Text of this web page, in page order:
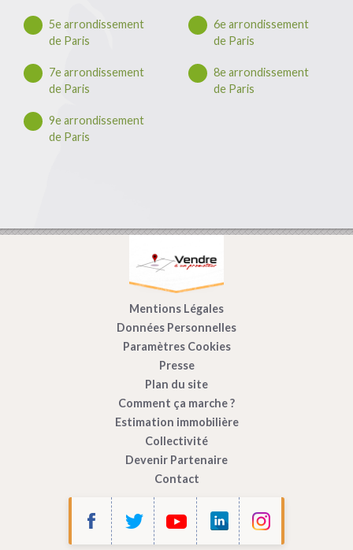
5e arrondissement
de Paris
6e arrondissement
de Paris
7e arrondissement
de Paris
8e arrondissement
de Paris
9e arrondissement
de Paris
Mentions Légales
Données Personnelles
Paramètres Cookies
Presse
Plan du site
Comment ça marche ?
Estimation immobilière
Collectivité
Devenir Partenaire
Contact